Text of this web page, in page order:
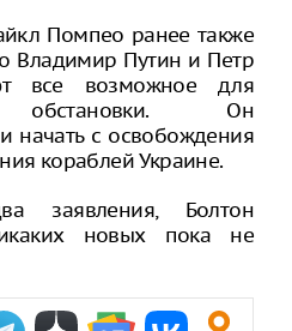
Помпео ранее также
Владимир Путин и Петр
все возможное для
обстановки. Он
начать с освобождения
кораблей Украине.
заявления, Болтон
новых пока не